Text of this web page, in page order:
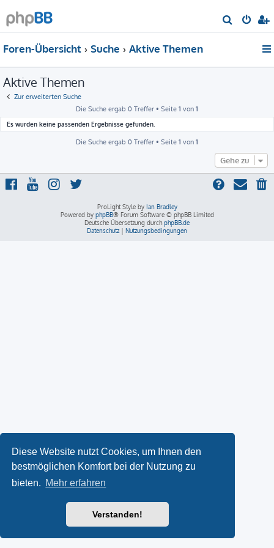
Diese Website nutzt Cookies, um Ihnen den
bestmöglichen Komfort bei der Nutzung zu
bieten. Mehr erfahren
Verstanden!
u
Foren-Übersicht Suche Aktive Themen
Aktive Themen
Zur erweiterten Suche
Die Suche ergab 0 Treffer • Seite 1 von 1
Es wurden keine passenden Ergebnisse gefunden.
Die Suche ergab 0 Treffer • Seite 1 von 1
Gehe zu
ProLight Style by Ian Bradley
Powered by phpBB® Forum Software © phpBB Limited
Deutsche Übersetzung durch phpBB.de
Datenschutz | Nutzungsbedingungen